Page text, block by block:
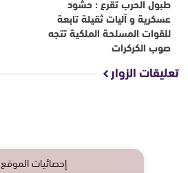
عسكرية و آليات ثقيلة تابعة
للقوات المسلحة الملكية تتجه
صوب الكركرات
تعليقات الزوار
إحصائيات الموقع